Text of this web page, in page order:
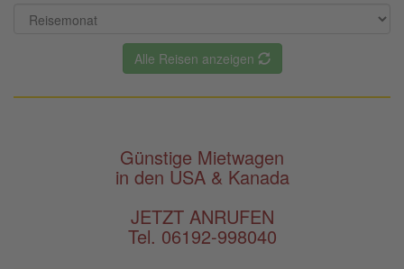
Alle Reisen anzeigen
Günstige Mietwagen
in den USA & Kanada
JETZT ANRUFEN
Tel. 06192-998040